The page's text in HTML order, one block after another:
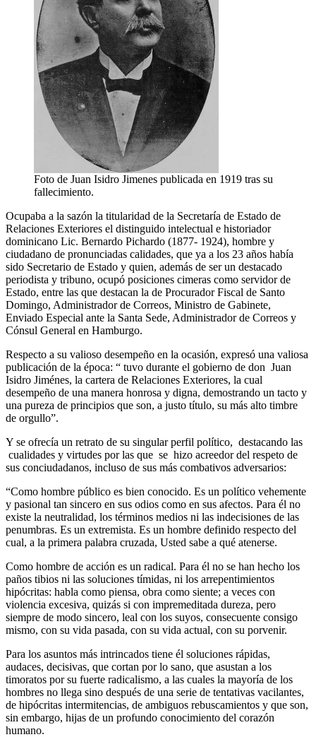
Foto de Juan Isidro Jimenes publicada en 1919 tras su
fallecimiento.
Ocupaba a la sazón la titularidad de la Secretaría de Estado de
Relaciones Exteriores el distinguido intelectual e historiador
dominicano Lic. Bernardo Pichardo (1877- 1924), hombre y
ciudadano de pronunciadas calidades, que ya a los 23 años había
sido Secretario de Estado y quien, además de ser un destacado
periodista y tribuno, ocupó posiciones cimeras como servidor de
Estado, entre las que destacan la de Procurador Fiscal de Santo
Domingo, Administrador de Correos, Ministro de Gabinete,
Enviado Especial ante la Santa Sede, Administrador de Correos y
Cónsul General en Hamburgo.
Respecto a su valioso desempeño en la ocasión, expresó una valiosa
publicación de la época: “ tuvo durante el gobierno de don Juan
Isidro Jiménes, la cartera de Relaciones Exteriores, la cual
desempeño de una manera honrosa y digna, demostrando un tacto y
una pureza de principios que son, a justo título, su más alto timbre
de orgullo”.
Y se ofrecía un retrato de su singular perfil político, destacando las
cualidades y virtudes por las que se hizo acreedor del respeto de
sus conciudadanos, incluso de sus más combativos adversarios:
“Como hombre público es bien conocido. Es un político vehemente
y pasional tan sincero en sus odios como en sus afectos. Para él no
existe la neutralidad, los términos medios ni las indecisiones de las
penumbras. Es un extremista. Es un hombre definido respecto del
cual, a la primera palabra cruzada, Usted sabe a qué atenerse.
Como hombre de acción es un radical. Para él no se han hecho los
paños tibios ni las soluciones tímidas, ni los arrepentimientos
hipócritas: habla como piensa, obra como siente; a veces con
violencia excesiva, quizás si con impremeditada dureza, pero
siempre de modo sincero, leal con los suyos, consecuente consigo
mismo, con su vida pasada, con su vida actual, con su porvenir.
Para los asuntos más intrincados tiene él soluciones rápidas,
audaces, decisivas, que cortan por lo sano, que asustan a los
timoratos por su fuerte radicalismo, a las cuales la mayoría de los
hombres no llega sino después de una serie de tentativas vacilantes,
de hipócritas intermitencias, de ambiguos rebuscamientos y que son,
sin embargo, hijas de un profundo conocimiento del corazón
humano.